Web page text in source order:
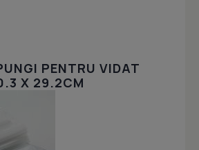
PENTRU VIDAT
X 29.2CM